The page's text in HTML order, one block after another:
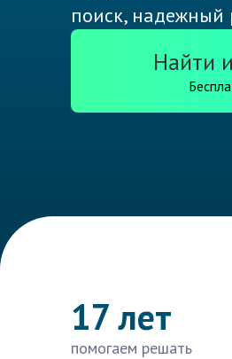
поиск, надежный
Найти
17 лет
помогаем решать